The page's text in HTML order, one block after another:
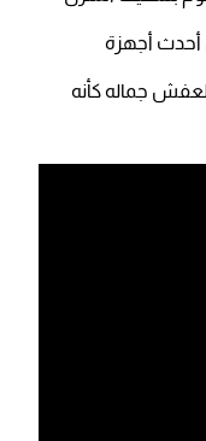
أحدث أجهزة
جماله كأنه